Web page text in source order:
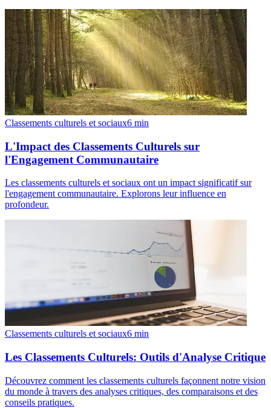
Classements culturels et sociaux6 min
L'Impact des Classements Culturels sur
l'Engagement Communautaire
Les classements culturels et sociaux ont un impact significatif sur
l'engagement communautaire. Explorons leur influence en
profondeur.
Classements culturels et sociaux6 min
Les Classements Culturels: Outils d'Analyse Critique
Découvrez comment les classements culturels façonnent notre vision
du monde à travers des analyses critiques, des comparaisons et des
conseils pratiques.